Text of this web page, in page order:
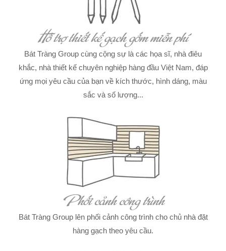
Hỗ trợ thiết kế gạch gốm miễn phí
Bát Tràng Group cùng cộng sự là các họa sĩ, nhà điêu
khắc, nhà thiết kế chuyên nghiệp hàng đầu Việt Nam, đáp
ứng mọi yêu cầu của bạn về kích thước, hình dáng, màu
sắc và số lượng...
Phối cảnh công trình
Bát Tràng Group lên phối cảnh công trình cho chủ nhà đặt
hàng gạch theo yêu cầu.